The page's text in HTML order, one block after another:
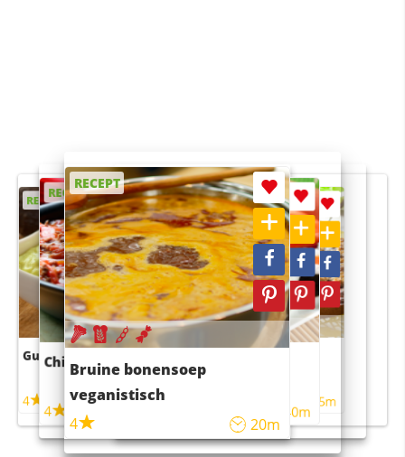
RECEPT
Guacamole
4
RECEPT
Chili con carne
4
RECEPT
Bruine bonensoep
veganistisch
4
20m
RECEPT
Sushi rijstsalade
maaltijdsalade
40m
RECEPT
4 55m